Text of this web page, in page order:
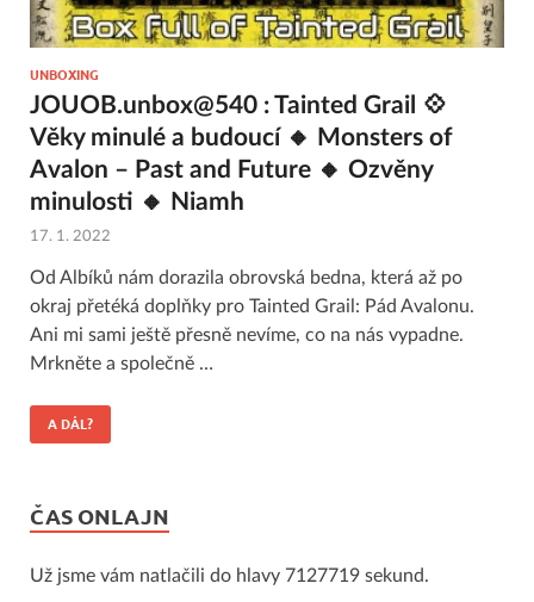
UNBOXING
JOUOB.unbox@540 : Tainted Grail 💠
Věky minulé a budoucí 🔸 Monsters of
Avalon – Past and Future 🔸 Ozvěny
minulosti 🔸 Niamh
17. 1. 2022
Od Albíků nám dorazila obrovská bedna, která až po
okraj přetéká doplňky pro Tainted Grail: Pád Avalonu.
Ani mi sami ještě přesně nevíme, co na nás vypadne.
Mrkněte a společně …
A DÁL?
ČAS ONLAJN
Už jsme vám natlačili do hlavy 7127719 sekund.